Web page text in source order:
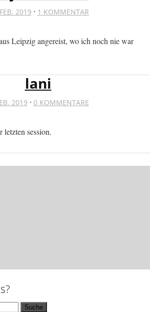
2019 · 1 KOMMENTAR
Leipzig angereist, wo ich noch nie war
lani
2019 · 0 KOMMENTARE
session.